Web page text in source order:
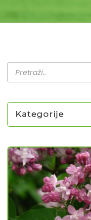
Kategorije
SADNICE
UKRASNO
GRMOVI/
HIT